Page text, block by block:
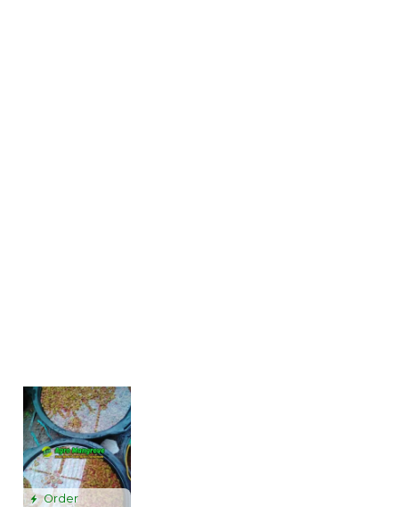
Order